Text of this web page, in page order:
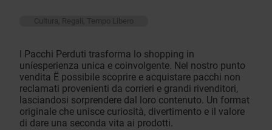
Cultura, Regali, Tempo Libero
I Pacchi Perduti trasforma lo shopping in
uníesperienza unica e coinvolgente. Nel nostro punto
vendita Ë possibile scoprire e acquistare pacchi non
reclamati provenienti da corrieri e grandi rivenditori,
lasciandosi sorprendere dal loro contenuto. Un format
originale che unisce curiosità, divertimento e il valore
di dare una seconda vita ai prodotti.